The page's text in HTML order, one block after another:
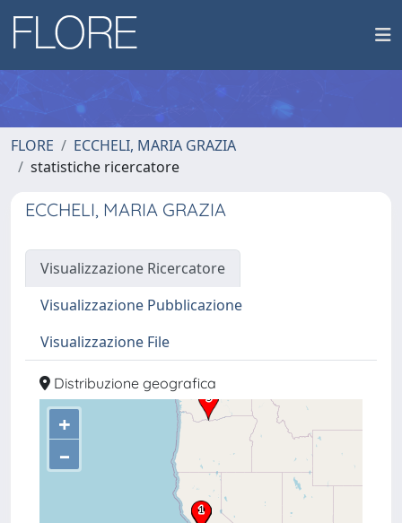
FLORE
ECCHELI, MARIA GRAZIA
statistiche ricercatore
ECCHELI, MARIA GRAZIA
Visualizzazione Ricercatore
Visualizzazione Pubblicazione
Visualizzazione File
Distribuzione geografica
+
–